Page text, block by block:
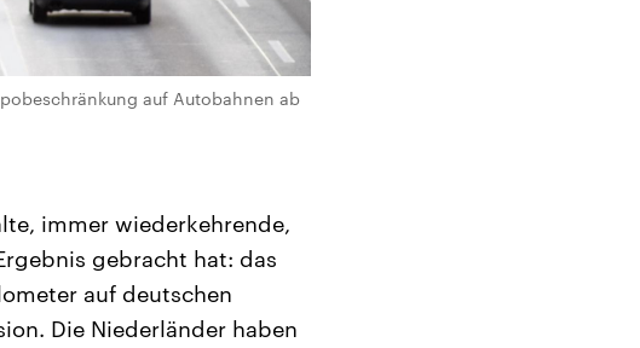
auf Autobahnen ab
immer wiederkehrende,
gebracht hat: das
auf deutschen
Die Niederländer haben